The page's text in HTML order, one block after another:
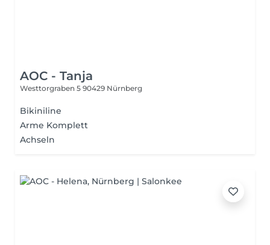
AOC - Tanja
Westtorgraben 5 90429 Nürnberg
Bikiniline
Arme Komplett
Achseln